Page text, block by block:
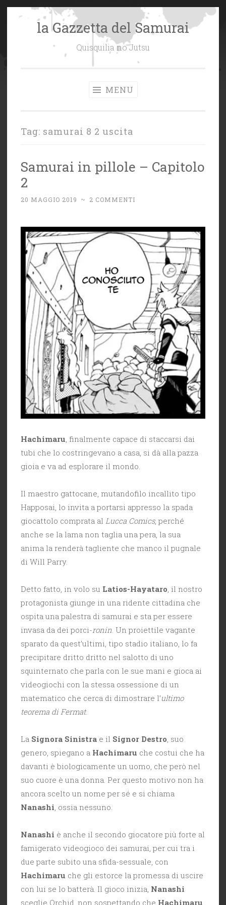
la Gazzetta del Samurai
Quisquilia no Jutsu
MENU
Tag: samurai 8 2 uscita
Samurai in pillole – Capitolo
2
20 MAGGIO 2019 ~ 2 COMMENTI
Hachimaru , finalmente capace di staccarsi dai
tubi che lo costringevano a casa, si dà alla pazza
gioia e va ad esplorare il mondo.
Il maestro gattocane, mutandofilo incallito tipo
Happosai, lo invita a portarsi appresso la spada
giocattolo comprata al Lucca Comics, perché
anche se la lama non taglia una pera, la sua
anima la renderà tagliente che manco il pugnale
di Will Parry.
Detto fatto, in volo su Latios-Hayataro , il nostro
protagonista giunge in una ridente cittadina che
ospita una palestra di samurai e sta per essere
invasa da dei porci-ronin . Un proiettile vagante
sparato da quest’ultimi, tipo stadio italiano, lo fa
precipitare dritto dritto nel salotto di uno
squinternato che parla con le sue mani e gioca ai
videogiochi con la stessa ossessione di un
matematico che cerca di dimostrare l’ultimo
teorema di Fermat.
La Signora Sinistra e il Signor Destro , suo
genero, spiegano a Hachimaru che costui che ha
davanti è biologicamente un uomo, che però nel
suo cuore è una donna. Per questo motivo non ha
ancora scelto un nome per sé e si chiama
Nanashi , ossia nessuno.
Nanashi è anche il secondo giocatore più forte al
famigerato videogioco dei samurai, per cui tra i
due parte subito una sfida-sessuale, con
Hachimaru che gli estorce la promessa di uscire
con lui se lo batterà. Il gioco inizia, Nanashi
sceglie Orchid, non sospettando che Hachimaru